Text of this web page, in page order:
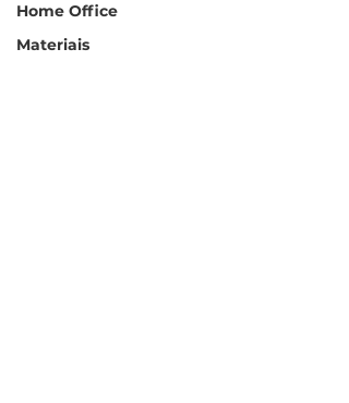
Home Office
Materiais